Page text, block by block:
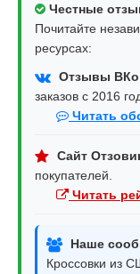
Честные
Почитайте
ресурсах:
Отзывы
заказов с 2016
Читать
Сайт
покупателей.
Читать
Наше
Кроссовки из